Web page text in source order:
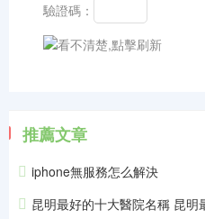
驗證碼：
推薦文章
iphone無服務怎么解決
昆明最好的十大醫院名稱 昆明